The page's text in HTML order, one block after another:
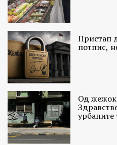
Пристап
потпис,
Од жежок